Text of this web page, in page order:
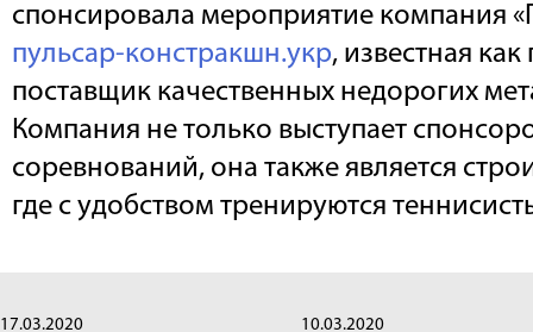
спонсировала мероприятие компания
пульсар-констракшн.укр, известная
поставщик качественных недорогих
Компания не только выступает
соревнований, она также является
где с удобством тренируются
17.03.2020 10.03.2020